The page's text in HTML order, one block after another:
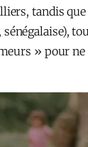
tandis que
» pour